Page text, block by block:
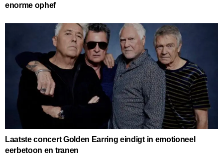
enorme ophef
Laatste concert Golden Earring eindigt in emotioneel
eerbetoon en tranen